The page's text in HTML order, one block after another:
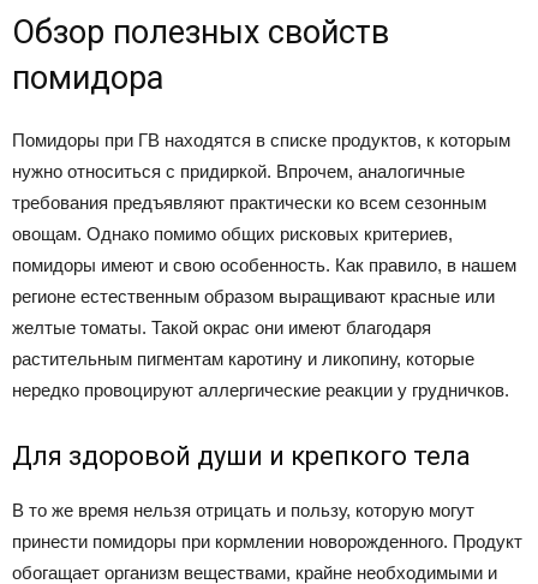
Обзор полезных свойств
помидора
Помидоры при ГВ находятся в списке продуктов, к которым
нужно относиться с придиркой. Впрочем, аналогичные
требования предъявляют практически ко всем сезонным
овощам. Однако помимо общих рисковых критериев,
помидоры имеют и свою особенность. Как правило, в нашем
регионе естественным образом выращивают красные или
желтые томаты. Такой окрас они имеют благодаря
растительным пигментам каротину и ликопину, которые
нередко провоцируют аллергические реакции у грудничков.
Для здоровой души и крепкого тела
В то же время нельзя отрицать и пользу, которую могут
принести помидоры при кормлении новорожденного. Продукт
обогащает организм веществами, крайне необходимыми и